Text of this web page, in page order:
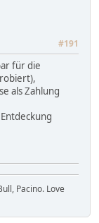
#191
für die
als Zahlung
Pacino. Love